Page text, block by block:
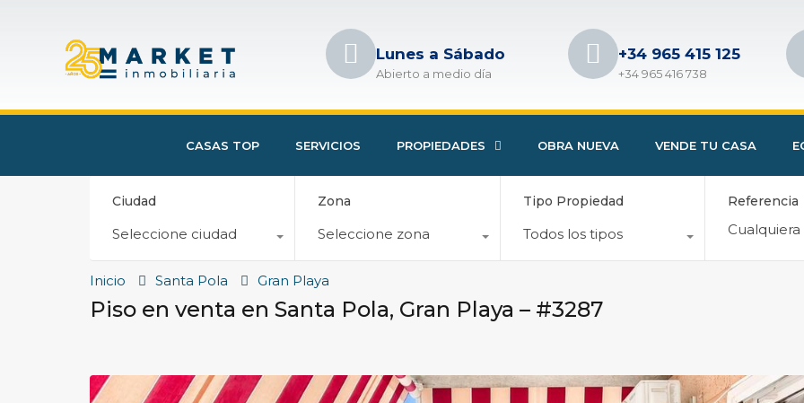
Lunes a Sábado
Abierto a medio día
+34 965 415 125
+34 965 416 738
CASAS TOP SERVICIOS PROPIEDADES OBRA NUEVA VENDE TU CASA
Ciudad
Seleccione ciudad
Zona
Seleccione zona
Tipo Propiedad
Todos los tipos
Referencia
Inicio Santa Pola Gran Playa
Piso en venta en Santa Pola, Gran Playa – #3287